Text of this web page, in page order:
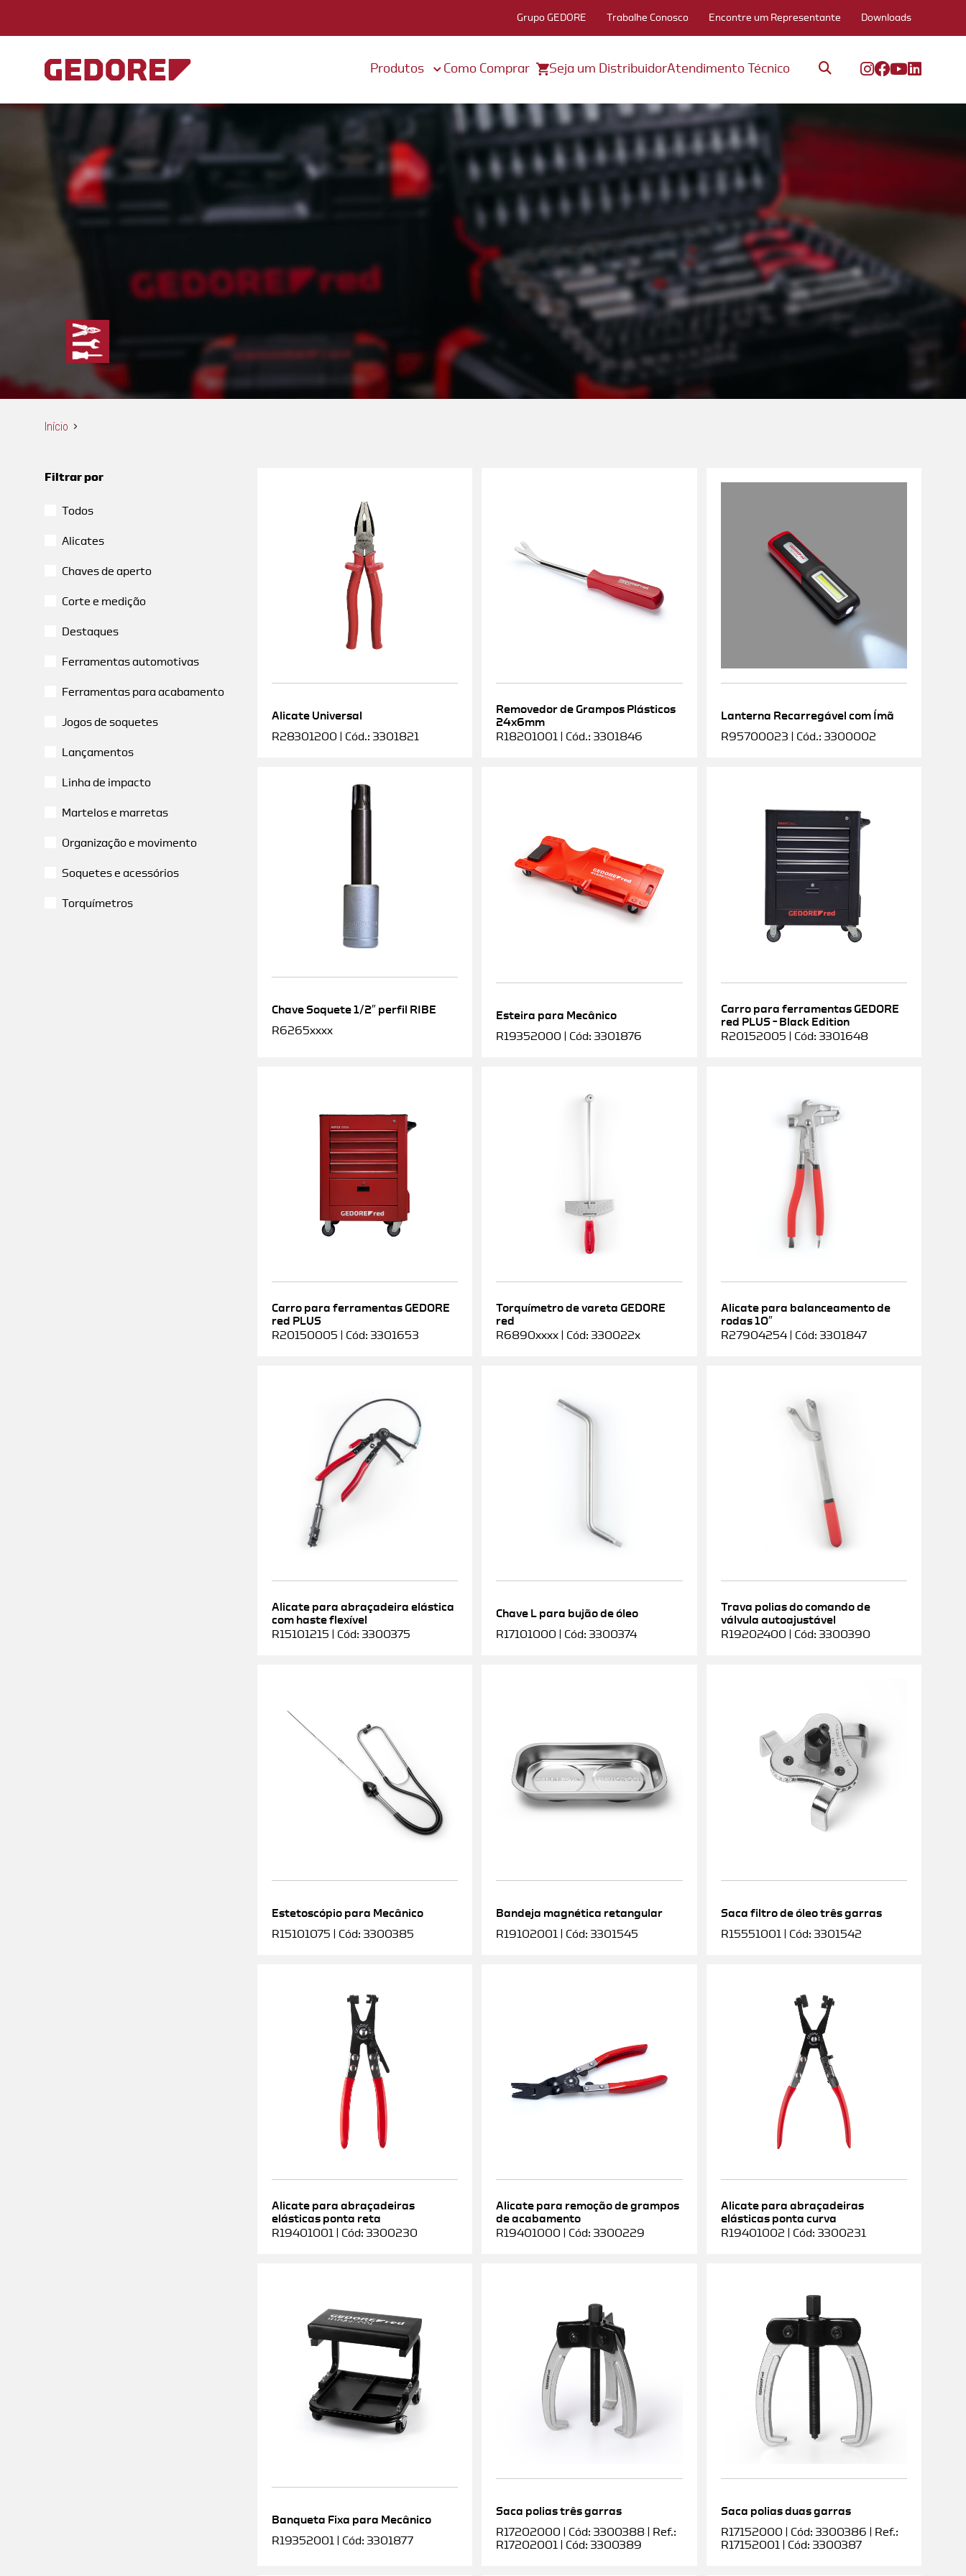
Grupo GEDORE Trabalhe Conosco Encontre um Representante Downloads
Produtos Como Comprar Seja um DistribuidorAtendimento Técnico
Início
Filtrar por
Todos
Alicates
Chaves de aperto
Corte e medição
Destaques
Ferramentas automotivas
Ferramentas para acabamento
Jogos de soquetes
Lançamentos
Linha de impacto
Martelos e marretas
Organização e movimento
Soquetes e acessórios
Torquímetros
Alicate Universal
R28301200 | Cód.: 3301821
Removedor de Grampos Plásticos
24x6mm
R18201001 | Cód.: 3301846
Lanterna Recarregável com Ímã
R95700023 | Cód.: 3300002
Chave Soquete 1/2″ perfil RIBE
R6265xxxx
Esteira para Mecânico
R19352000 | Cód: 3301876
Carro para ferramentas GEDORE
red PLUS – Black Edition
R20152005 | Cód: 3301648
Carro para ferramentas GEDORE
red PLUS
R20150005 | Cód: 3301653
Torquímetro de vareta GEDORE
red
R6890xxxx | Cód: 330022x
Alicate para balanceamento de
rodas 10″
R27904254 | Cód: 3301847
Alicate para abraçadeira elástica
com haste flexível
R15101215 | Cód: 3300375
Chave L para bujão de óleo
R17101000 | Cód: 3300374
Trava polias do comando de
válvula autoajustável
R19202400 | Cód: 3300390
Estetoscópio para Mecânico
R15101075 | Cód: 3300385
Bandeja magnética retangular
R19102001 | Cód: 3301545
Saca filtro de óleo três garras
R15551001 | Cód: 3301542
Alicate para abraçadeiras
elásticas ponta reta
R19401001 | Cód: 3300230
Alicate para remoção de grampos
de acabamento
R19401000 | Cód: 3300229
Alicate para abraçadeiras
elásticas ponta curva
R19401002 | Cód: 3300231
Banqueta Fixa para Mecânico
R19352001 | Cód: 3301877
Saca polias três garras
R17202000 | Cód: 3300388 | Ref.:
R17202001 | Cód: 3300389
Saca polias duas garras
R17152000 | Cód: 3300386 | Ref.:
R17152001 | Cód: 3300387